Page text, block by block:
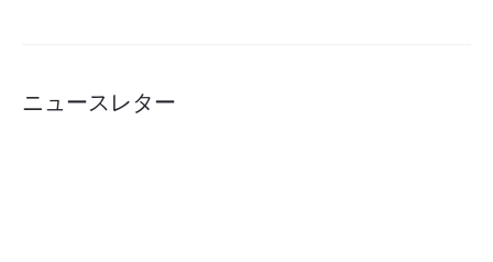
ニュースレター